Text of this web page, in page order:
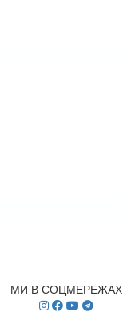
МИ В СОЦМЕРЕЖАХ